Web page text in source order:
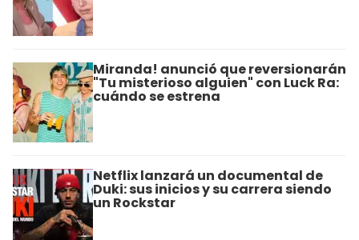
Miranda! anunció que reversionarán
"Tu misterioso alguien" con Luck Ra:
cuándo se estrena
Netflix lanzará un documental de
Duki: sus inicios y su carrera siendo
un Rockstar